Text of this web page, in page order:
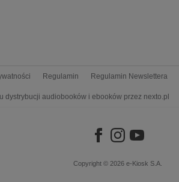
Regulamin Regulamin Newslettera
dystrybucji audiobooków i ebooków przez nexto.pl
Copyright © 2026 e-Kiosk S.A.